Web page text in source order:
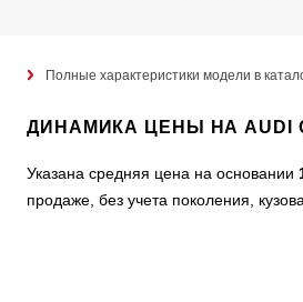
Полные характеристики модели в
ДИНАМИКА ЦЕНЫ НА AUDI
Указана средняя цена на основании
продаже, без учета поколения,